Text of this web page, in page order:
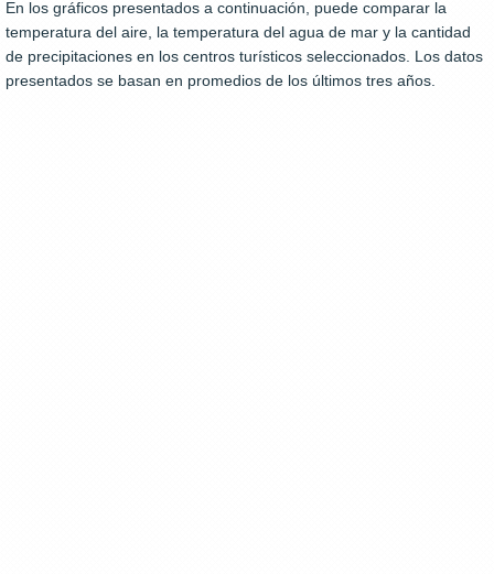
En los gráficos presentados a continuación, puede comparar la
temperatura del aire, la temperatura del agua de mar y la cantidad
de precipitaciones en los centros turísticos seleccionados. Los datos
presentados se basan en promedios de los últimos tres años.